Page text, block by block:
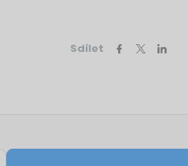
Sdílet